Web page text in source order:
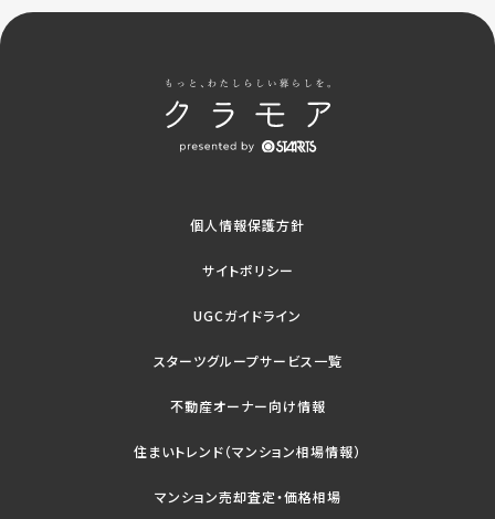
個人情報保護方針
サイトポリシー
UGCガイドライン
スターツグループサービス一覧
不動産オーナー向け情報
住まいトレンド（マンション相場情報）
マンション売却査定・価格相場